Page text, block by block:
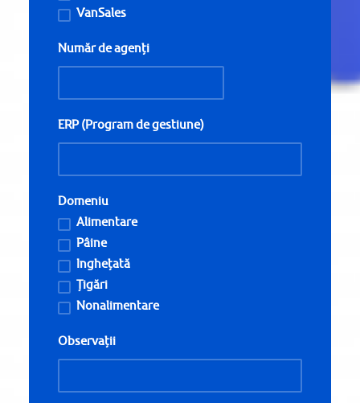
VanSales
Număr de agenți
ERP (Program de gestiune)
Domeniu
Alimentare
Pâine
Inghețată
Țigări
Nonalimentare
Observații